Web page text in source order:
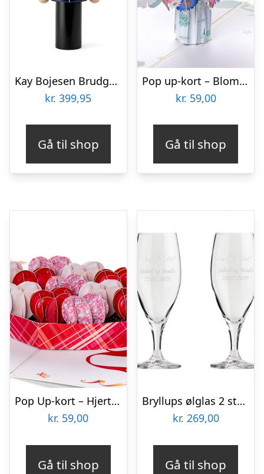
Kay Bojesen Brudgom 12 cm
kr. 399,95
Gå til shop
Pop up-kort – Blomsterbuket
kr. 59,00
Gå til shop
Pop Up-kort – Hjerter i Æske
kr. 59,00
Gå til shop
Bryllups ølglas 2 stk 40 cl
kr. 269,00
Gå til shop